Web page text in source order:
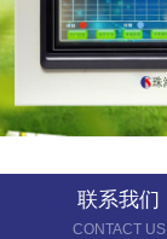
联系我们
CONTACT US